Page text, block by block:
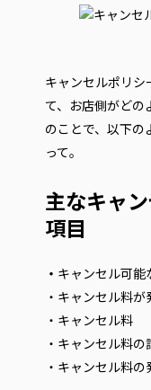
キャンセルポリシ
て、お店側がどの
のことで、以下の
って。
主なキャ
項目
・ キャンセル可能
・キャンセル料
・キャンセル料
・キャンセル料
・キャンセル料